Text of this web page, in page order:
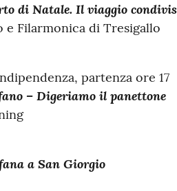
di Natale. Il viaggio
e Filarmonica di Tresigallo
partenza ore 17
– Digeriamo il panettone
a San Giorgio